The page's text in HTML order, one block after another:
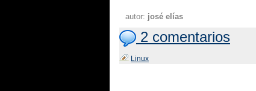
autor: josé elías
2 comentarios
Linux